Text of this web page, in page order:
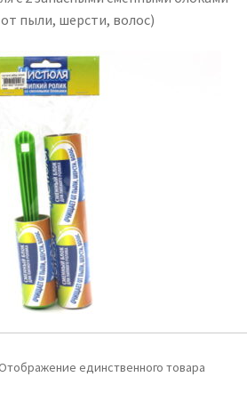
пыли, шерсти, волос)
единственного товара